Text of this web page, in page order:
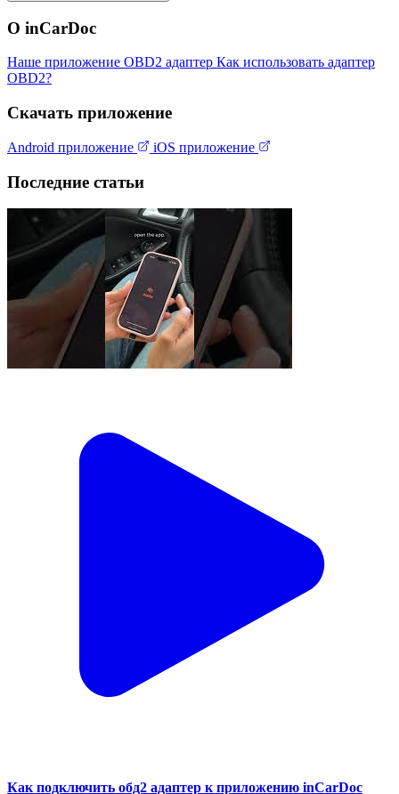
О inCarDoc
Наше приложение OBD2 адаптер Как использовать адаптер
OBD2?
Скачать приложение
Android приложение iOS приложение
Последние статьи
Как подключить обд2 адаптер к приложению inCarDoc